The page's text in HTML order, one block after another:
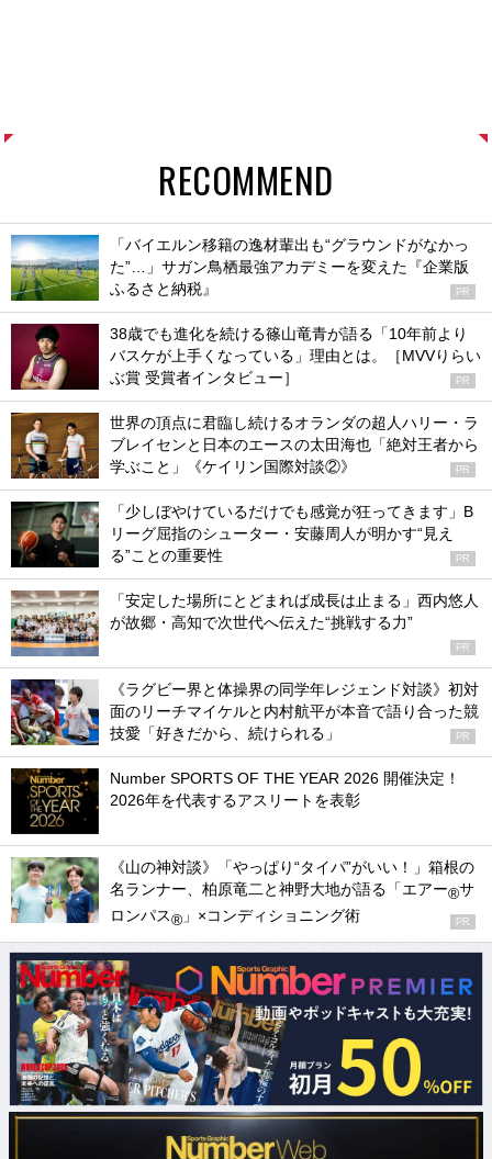
RECOMMEND
「バイエルン移籍の逸材輩出も“グラウンドがなかっ
た”…」サガン鳥栖最強アカデミーを変えた『企業版
ふるさと納税』
PR
38歳でも進化を続ける篠山竜青が語る「10年前より
バスケが上手くなっている」理由とは。［MVVりらい
ぶ賞 受賞者インタビュー］
PR
世界の頂点に君臨し続けるオランダの超人ハリー・ラ
ブレイセンと日本のエースの太田海也「絶対王者から
学ぶこと」《ケイリン国際対談②》
PR
「少しぼやけているだけでも感覚が狂ってきます」B
リーグ屈指のシューター・安藤周人が明かす“見え
る”ことの重要性
PR
「安定した場所にとどまれば成長は止まる」西内悠人
が故郷・高知で次世代へ伝えた“挑戦する力”
PR
《ラグビー界と体操界の同学年レジェンド対談》初対
面のリーチマイケルと内村航平が本音で語り合った競
技愛「好きだから、続けられる」
PR
Number SPORTS OF THE YEAR 2026 開催決定！
2026年を代表するアスリートを表彰
《山の神対談》「やっぱり“タイパ”がいい！」箱根の
名ランナー、柏原竜二と神野大地が語る「エアー®サ
ロンパス® 」×コンディショニング術 PR